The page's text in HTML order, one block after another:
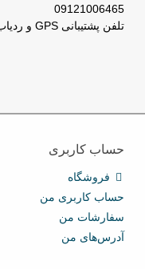
09121006465
تلفن پشتیبانی GPS و ردیاب : 66029031-021
حساب کاربری
فروشگاه
حساب کاربری من
سفارشات من
آدرس‌های من